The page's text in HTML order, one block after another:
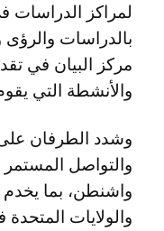
لمراكز الدراسات
بالدراسات والرؤى
مركز البيان في
والأنشطة التي
وشدد الطرفان على
والتواصل
واشنطن، بما يخدم
والولايات